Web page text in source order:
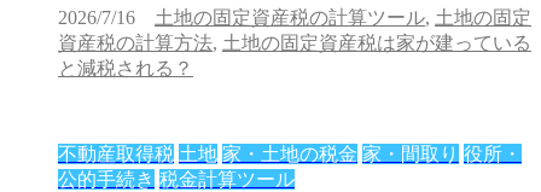
2026/7/16 土地の固定資産税の計算ツール, 土地の固定
資産税の計算方法, 土地の固定資産税は家が建っている
と減税される？
不動産取得税 土地 家・土地の税金 家・間取り 役所・
公的手続き 税金計算ツール